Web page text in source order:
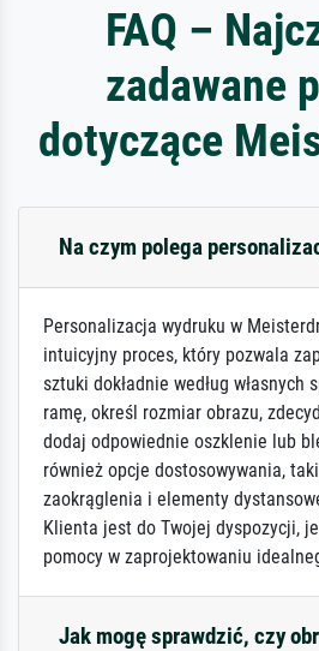
FAQ –
zadawane
dotyczące
Na czym polega
Personalizacja wydruku w
intuicyjny proces, który pozwala
sztuki dokładnie według własnych
ramę, określ rozmiar obrazu,
dodaj odpowiednie oszklenie lub
również opcje dostosowywania,
zaokrąglenia i elementy
Klienta jest do Twojej dyspozycji,
pomocy w zaprojektowaniu
Jak mogę sprawdzić, czy